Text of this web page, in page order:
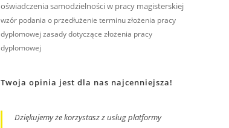
oświadczenia samodzielności w pracy magisterskiej
wzór podania o przedłużenie terminu złożenia pracy
dyplomowej zasady dotyczące złożenia pracy
dyplomowej
Twoja opinia jest dla nas najcenniejsza!
Dziękujemy że korzystasz z usług platformy